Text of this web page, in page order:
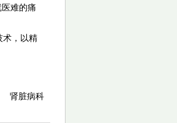
难的痛
术，以精
肾脏病科